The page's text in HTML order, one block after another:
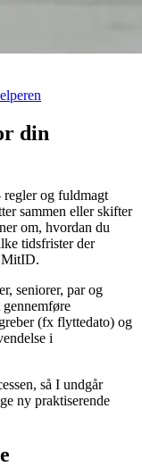
din
og fuldmagt
sammen eller skifter
om, hvordan du
tidsfrister der
MitID.
seniorer, par og
(fx flyttedato) og
i
så I undgår
ny praktiserende